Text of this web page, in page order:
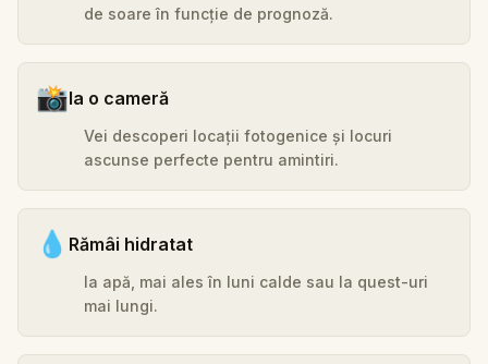
de soare în funcție de prognoză.
📸Ia o cameră
Vei descoperi locații fotogenice și locuri
ascunse perfecte pentru amintiri.
💧 Rămâi hidratat
Ia apă, mai ales în luni calde sau la quest-uri
mai lungi.